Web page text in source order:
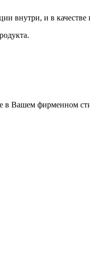
внутри, и в качестве
в Вашем фирменном